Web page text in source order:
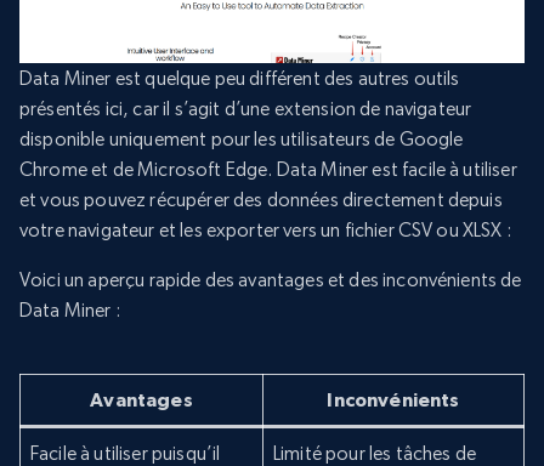
Data Miner est quelque peu différent des autres outils
présentés ici, car il s’agit d’une extension de navigateur
disponible uniquement pour les utilisateurs de Google
Chrome et de Microsoft Edge. Data Miner est facile à utiliser
et vous pouvez récupérer des données directement depuis
votre navigateur et les exporter vers un fichier CSV ou XLSX :
Voici un aperçu rapide des avantages et des inconvénients de
Data Miner :
Avantages Inconvénients
Facile à utiliser puisqu’il
Limité pour les tâches de